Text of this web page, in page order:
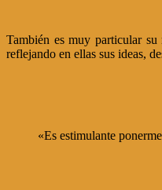
También es muy particular su
reflejando en ellas sus ideas,
«Es estimulante